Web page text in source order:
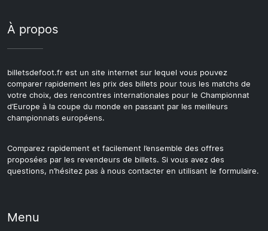
À propos
billetsdefoot.fr est un site internet sur lequel vous pouvez
comparer rapidement les prix des billets pour tous les matchs de
votre choix, des rencontres internationales pour le Championnat
d’Europe à la coupe du monde en passant par les meilleurs
championnats européens.
Comparez rapidement et facilement l’ensemble des offres
proposées par les revendeurs de billets. Si vous avez des
questions, n’hésitez pas à nous contacter en utilisant le formulaire.
Menu